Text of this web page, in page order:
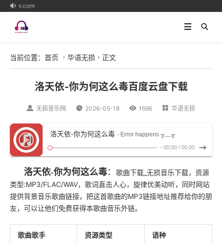

152w.com
当前位置： 首页  华语无损  正文
洛天依-你为何这么毒百度云盘下载
 无损音乐网  2026-05-18  1696  华语无损
洛天依-你为何这么毒 - Error happens ╥﹏╥
- 00:00 / 00:00
洛天依-你为何这么毒： 歌曲下载_无损音乐下载，资源
类型:MP3/FLAC/WAV，歌词直击人心，旋律优美动听，同时网站
提供背景音乐歌曲链接，把这首歌曲的MP3链接地址推荐给你的朋
友，可以让他们免费获得本歌曲音乐外链。
歌曲歌手 资源类型 语种